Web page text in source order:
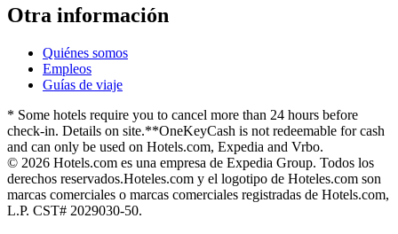
Otra información
Quiénes somos
Empleos
Guías de viaje
* Some hotels require you to cancel more than 24 hours before
check-in. Details on site.**OneKeyCash is not redeemable for cash
and can only be used on Hotels.com, Expedia and Vrbo.
© 2026 Hotels.com es una empresa de Expedia Group. Todos los
derechos reservados.Hoteles.com y el logotipo de Hoteles.com son
marcas comerciales o marcas comerciales registradas de Hotels.com,
L.P. CST# 2029030-50.